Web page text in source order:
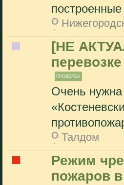
[НЕ
ПРОВЕРЕН
Очень нужна
Талдом
Режим
пожаров